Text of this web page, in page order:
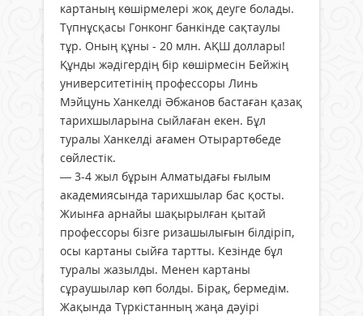
картаның көшірмелері жоқ деуге болады.
Түпнұсқасы Гонконг банкінде сақтаулы
тұр. Оның құны - 20 млн. АҚШ доллары!
Құнды жәдігердің бір көшірмесін Бейжің
университетінің профессоры Линь
Мэйцунь Ханкелді Әбжанов бастаған қазақ
тарихшыларына сыйлаған екен. Бұл
туралы Ханкелді ағамен Отырартөбеде
сөйлестік.
— 3-4 жыл бұрын Алматыдағы ғылым
академиясында тарихшылар бас қосты.
Жиынға арнайы шақырылған қытай
профессоры бізге ризашылығын білдіріп,
осы картаны сыйға тартты. Кезінде бұл
туралы жазылды. Менен картаны
сұраушылар көп болды. Бірақ, бермедім.
Жақында Түркістанның жаңа дәуірі